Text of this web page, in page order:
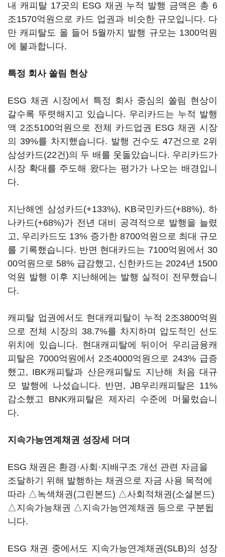
내 캐피탈 17곳의 ESG 채권 누적 발행 금액은 총 6
조1570억원으로 카드 업권과 비슷한 규모입니다. 다
만 캐피탈도 올 들어 5월까지 발행 규모는 1300억원
에 불과합니다.
특정 회사 쏠림 현상
ESG 채권 시장에서 특정 회사 중심의 쏠림 현상이
갈수록 뚜렷해지고 있습니다. 우리카드는 누적 발행
액 2조5100억원으로 전체 카드업권 ESG 채권 시장
의 39%를 차지했습니다. 발행 건수도 47건으로 2위
삼성카드(22건)의 두 배를 웃돌았습니다. 우리카드가
시장 확대를 주도해 왔다는 평가가 나오는 배경입니
다.
지난해엔 삼성카드(+133%), KB국민카드(+88%), 하
나카드(+68%)가 전년 대비 공격적으로 발행을 늘렸
고, 우리카드도 13% 증가한 8700억원으로 최대 규모
를 기록했습니다. 반면 현대카드는 7100억원에서 30
00억원으로 58% 급감했고, 신한카드는 2024년 1500
억원 발행 이후 지난해에는 발행 실적이 전무했습니
다.
캐피탈 업권에서도 현대캐피탈이 누적 2조3800억원
으로 전체 시장의 38.7%를 차지하며 압도적인 선도
위치에 있습니다. 현대캐피탈에 뒤이어 우리금융캐
피탈은 7000억원에서 2조4000억원으로 243% 급증
했고, IBK캐피탈과 산은캐피탈도 지난해 처음 대규
모 발행에 나섰습니다. 반면, JB우리캐피탈은 11%
감소했고 BNK캐피탈은 제자리 수준에 머물렀습니
다.
지속가능연계채권 성장세 더뎌
ESG 채권은 환경·사회·지배구조 개선 관련 자금을
조달하기 위해 발행하는 채권으로 자금 사용 목적에
따라 △녹색채권(그린본드) △사회적채권(소셜본드)
△지속가능채권 △지속가능연계채권 등으로 구분됩
니다.
ESG 채권 중에서도 지속가능연계채권(SLB)의 성장